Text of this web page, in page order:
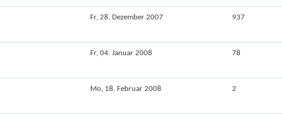
Fr, 28. Dezember 2007 937
Fr, 04. Januar 2008 78
Mo, 18. Februar 2008 2